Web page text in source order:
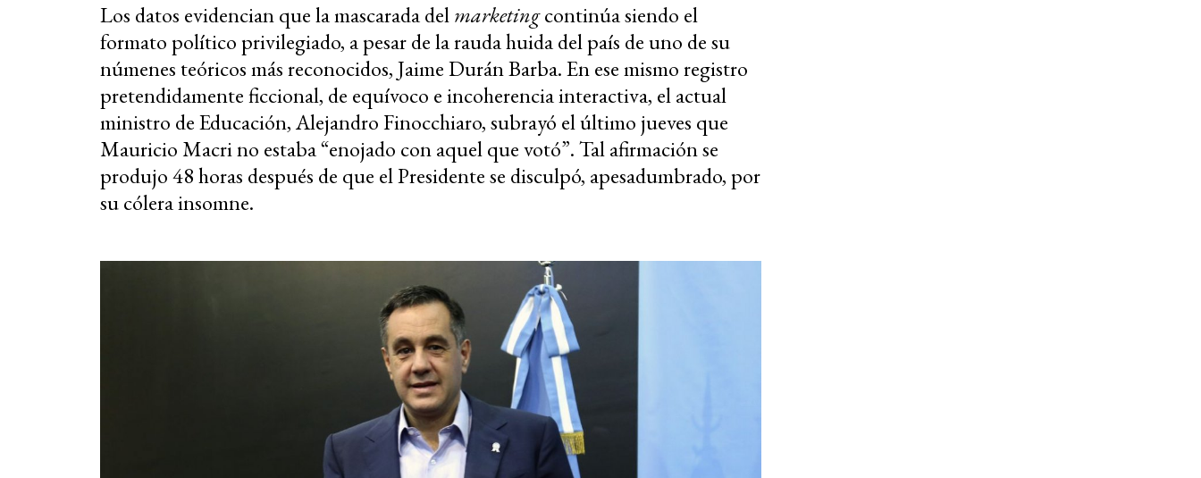
Los datos evidencian que la mascarada delmarketingcontinúa siendo el
formato político privilegiado, a pesar de la rauda huida del país de uno de su
númenes teóricos más reconocidos, Jaime Durán Barba. En ese mismo registro
pretendidamente ficcional, de equívoco e incoherencia interactiva, el actual
ministro de Educación, Alejandro Finocchiaro, subrayó el último jueves que
Mauricio Macri no estaba “enojado con aquel que votó”. Tal afirmación se
produjo 48 horas después de que el Presidente se disculpó, apesadumbrado, por
su cólera insomne.